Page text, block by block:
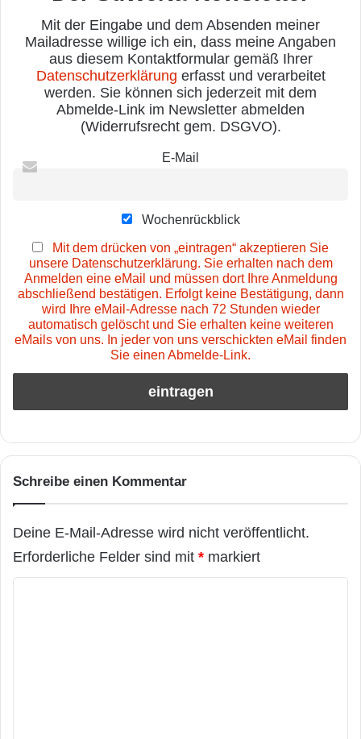
Mit der Eingabe und dem Absenden meiner
Mailadresse willige ich ein, dass meine Angaben
aus diesem Kontaktformular gemäß Ihrer
Datenschutzerklärung erfasst und verarbeitet
werden. Sie können sich jederzeit mit dem
Abmelde-Link im Newsletter abmelden
(Widerrufsrecht gem. DSGVO).
E-Mail
Wochenrückblick
Mit dem drücken von „eintragen“ akzeptieren Sie
unsere Datenschutzerklärung. Sie erhalten nach dem
Anmelden eine eMail und müssen dort Ihre Anmeldung
abschließend bestätigen. Erfolgt keine Bestätigung, dann
wird Ihre eMail-Adresse nach 72 Stunden wieder
automatisch gelöscht und Sie erhalten keine weiteren
eMails von uns. In jeder von uns verschickten eMail finden
Sie einen Abmelde-Link.
Schreibe einen Kommentar
Deine E-Mail-Adresse wird nicht veröffentlicht.
Erforderliche Felder sind mit * markiert